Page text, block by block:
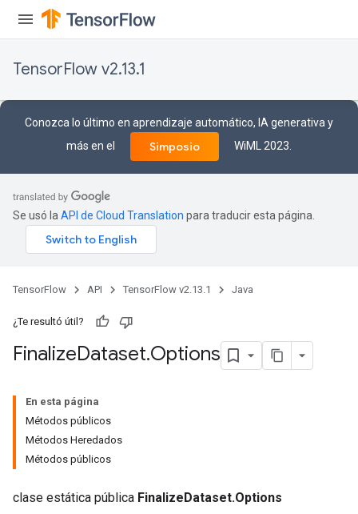
TensorFlow v2.13.1
Conozca lo último en aprendizaje automático, IA generativa y
más en el
Simposio WiML 2023.
Se usó la API de Cloud Translation para traducir esta página.
TensorFlow API TensorFlow v2.13.1 Java
¿Te resultó útil?
FinalizeDataset.Options
En esta página
Métodos públicos
Métodos Heredados
Métodos públicos
clase estática pública FinalizeDataset.Options